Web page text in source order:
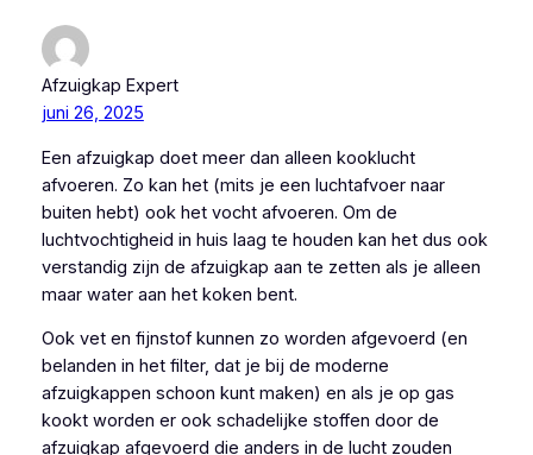
Afzuigkap Expert
juni 26, 2025
Een afzuigkap doet meer dan alleen kooklucht
afvoeren. Zo kan het (mits je een luchtafvoer naar
buiten hebt) ook het vocht afvoeren. Om de
luchtvochtigheid in huis laag te houden kan het dus ook
verstandig zijn de afzuigkap aan te zetten als je alleen
maar water aan het koken bent.
Ook vet en fijnstof kunnen zo worden afgevoerd (en
belanden in het filter, dat je bij de moderne
afzuigkappen schoon kunt maken) en als je op gas
kookt worden er ook schadelijke stoffen door de
afzuigkap afgevoerd die anders in de lucht zouden